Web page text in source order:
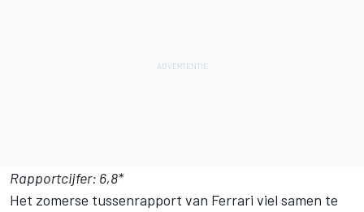
Rapportcijfer: 6,8*
Het zomerse tussenrapport van Ferrari viel samen te